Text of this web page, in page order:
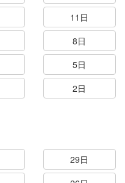
11日
8日
5日
2日
29日